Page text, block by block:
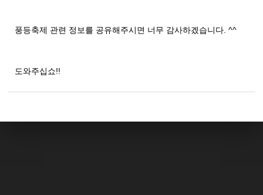
풍등축제 관련 정보를 공유해주시면 너무 감사하겠습니다. ^^
도와주십쇼!!